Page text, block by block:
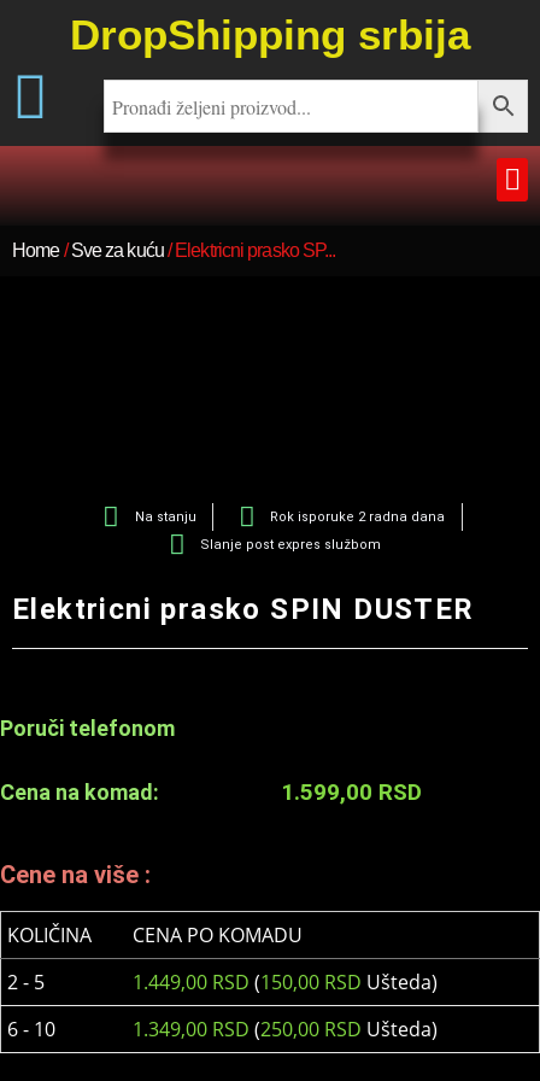
DropShipping srbija
Home/Sve za kuću/ Elektricni prasko SP...
Na stanju
Rok isporuke 2 radna dana
Slanje post expres službom
Elektricni prasko SPIN DUSTER
Poruči telefonom
Cena na komad: 1.599,00 RSD
Cene na više :
KOLIČINA
CENA PO KOMADU
2 - 5
1.449,00 RSD (150,00 RSD Ušteda)
6 - 10
1.349,00 RSD (250,00 RSD Ušteda)